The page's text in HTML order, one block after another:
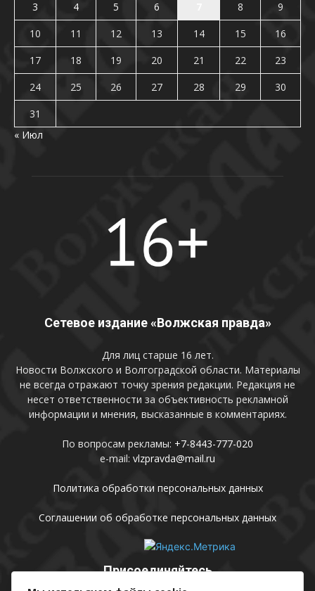
3
4 5 6 8
9
10
11 12 13 14 15
16
17
18 19 20 21 22
23
24
25 26 27 28 29
30
31
« Июл
Сетевое издание «Волжская правда»
Для лиц старше 16 лет.
Новости Волжского и Волгоградской области. Материалы
не всегда отражают точку зрения редакции. Редакция не
несет ответственности за объективность рекламной
информации и мнения, высказанные в комментариях.
По вопросам рекламы: +7-8443-777-020
e-mail: vlzpravda@mail.ru
Политика обработки персональных данных
Соглашении об обработке персональных данных
Присоединяйтесь